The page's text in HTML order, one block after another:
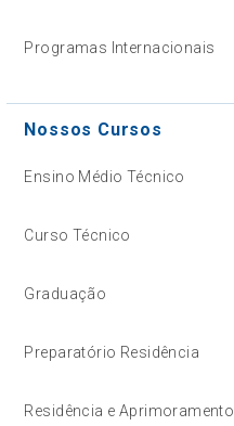
Programas Internacionais
Nossos Cursos
Ensino Médio Técnico
Curso Técnico
Graduação
Preparatório Residência
Residência e Aprimoramento